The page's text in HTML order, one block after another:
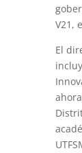
V21,
El